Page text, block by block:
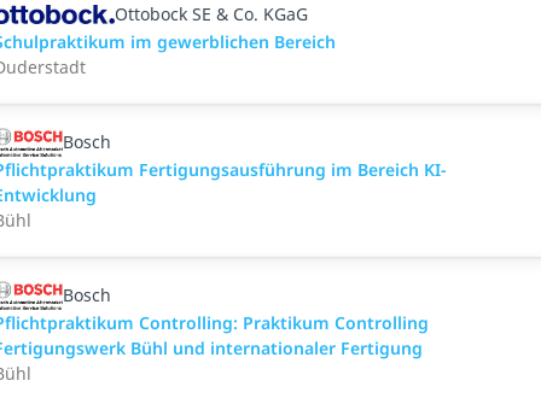
Ottobock SE & Co. KGaG
im gewerblichen Bereich
Bosch
Fertigungsausführung im Bereich KI-
Bosch
Controlling: Praktikum Controlling
Bühl und internationaler Fertigung